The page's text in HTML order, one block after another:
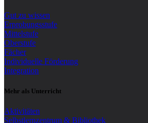
Gut zu wissen
Erprobungsstufe
Mittelstufe
Oberstufe
Fächer
Individuelle Förderung
Integration
Mehr als Unterricht
Aktivitäten
Selbstlernzentrum & Bibliothek